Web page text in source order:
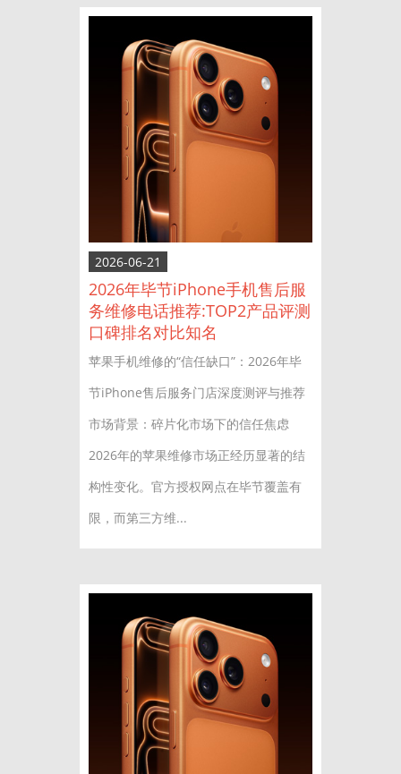
2026-06-21
2026年毕节iPhone手机售后服
务维修电话推荐:TOP2产品评测
口碑排名对比知名
苹果手机维修的“信任缺口”：2026年毕
节iPhone售后服务门店深度测评与推荐
市场背景：碎片化市场下的信任焦虑
2026年的苹果维修市场正经历显著的结
构性变化。官方授权网点在毕节覆盖有
限，而第三方维...